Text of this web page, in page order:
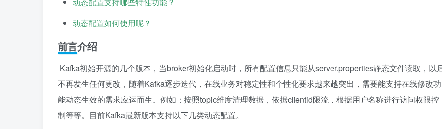
动态配置如何使用呢？
前言介绍
Kafka初始开源的几个版本，当broker初始化启动时，所有配置信息只能从server.properties静态文件读取，以
不再发生任何更改，随着Kafka逐步迭代，在线业务对稳定性和个性化要求越来越突出，需要能支持在线修改功
能动态生效的需求应运而生。例如：按照topic维度清理数据，依据clientid限流，根据用户名称进行访问权限控
制等等。目前Kafka最新版本支持以下几类动态配置。